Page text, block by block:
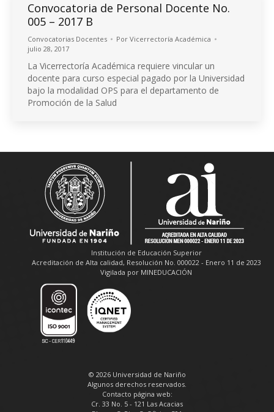
Convocatoria de Personal Docente No.
005 – 2017 B
Convocatorias Docentes Por Vicerrectoría Académica
julio 28, 2017
La Vicerrectoría Académica requiere vincular un
docente para curso especial pagado por la Universidad
bajo la modalidad OPS para el departamento de
Promoción de la Salud
Institución de Educación Superior
Acreditación de Alta calidad, Resolución No. 000022 - Enero 11 de 2023
Vigilada por MINEDUCACIÓN
© 2026 Universidad de Nariño
Algunos derechos reservados.
Contacto página web:
Cr. 33 No. 5 - 121 Las Acacias